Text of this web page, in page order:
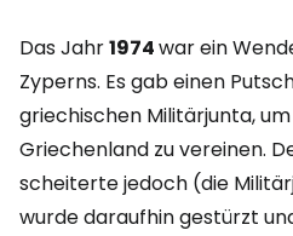
Das Jahr1974war ein
Zyperns. Es gab einen
griechischen Militärjunta,
Griechenland zu vereinen.
scheiterte jedoch (die
wurde daraufhin gestürzt